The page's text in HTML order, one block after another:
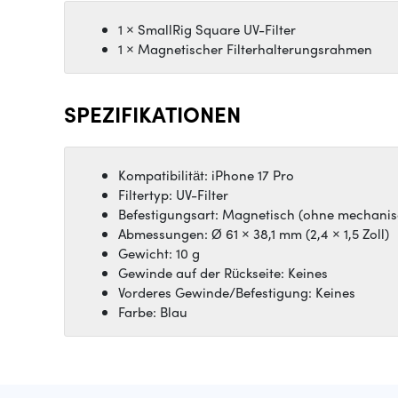
1 × SmallRig Square UV-Filter
1 × Magnetischer Filterhalterungsrahmen
SPEZIFIKATIONEN
Kompatibilität: iPhone 17 Pro
Filtertyp: UV-Filter
Befestigungsart: Magnetisch (ohne
Abmessungen: Ø 61 × 38,1 mm (2,4 × 1,5 Zoll)
Gewicht: 10 g
Gewinde auf der Rückseite: Keines
Vorderes Gewinde/Befestigung: Keines
Farbe: Blau